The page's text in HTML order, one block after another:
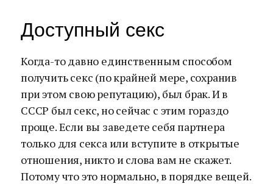
Доступный секс
Когда-то давно единственным способом
получить секс (по крайней мере, сохранив
при этом свою репутацию), был брак. И в
СССР был секс, но сейчас с этим гораздо
проще. Если вы заведете себя партнера
только для секса или вступите в открытые
отношения, никто и слова вам не скажет.
Потому что это нормально, в порядке вещей.